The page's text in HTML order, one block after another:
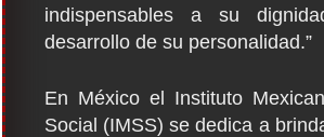
indispensables a su
desarrollo de su personalidad.”
En México el Instituto
Social (IMSS) se dedica a